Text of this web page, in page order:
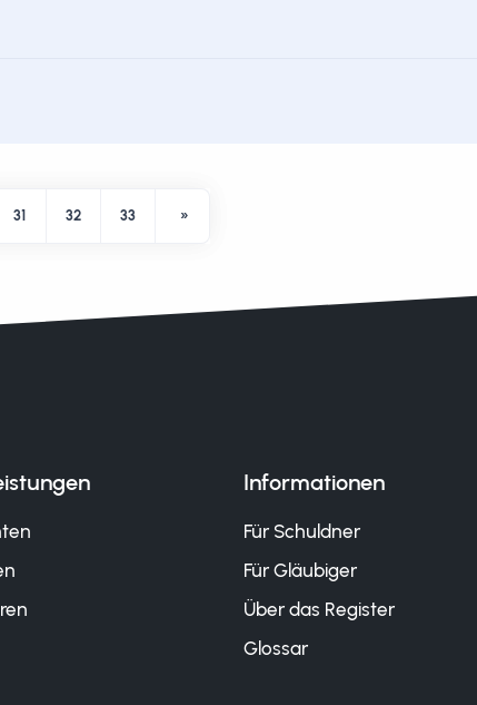
31 32 33 »
Informationen
Für Schuldner
Für Gläubiger
Über das Register
Glossar